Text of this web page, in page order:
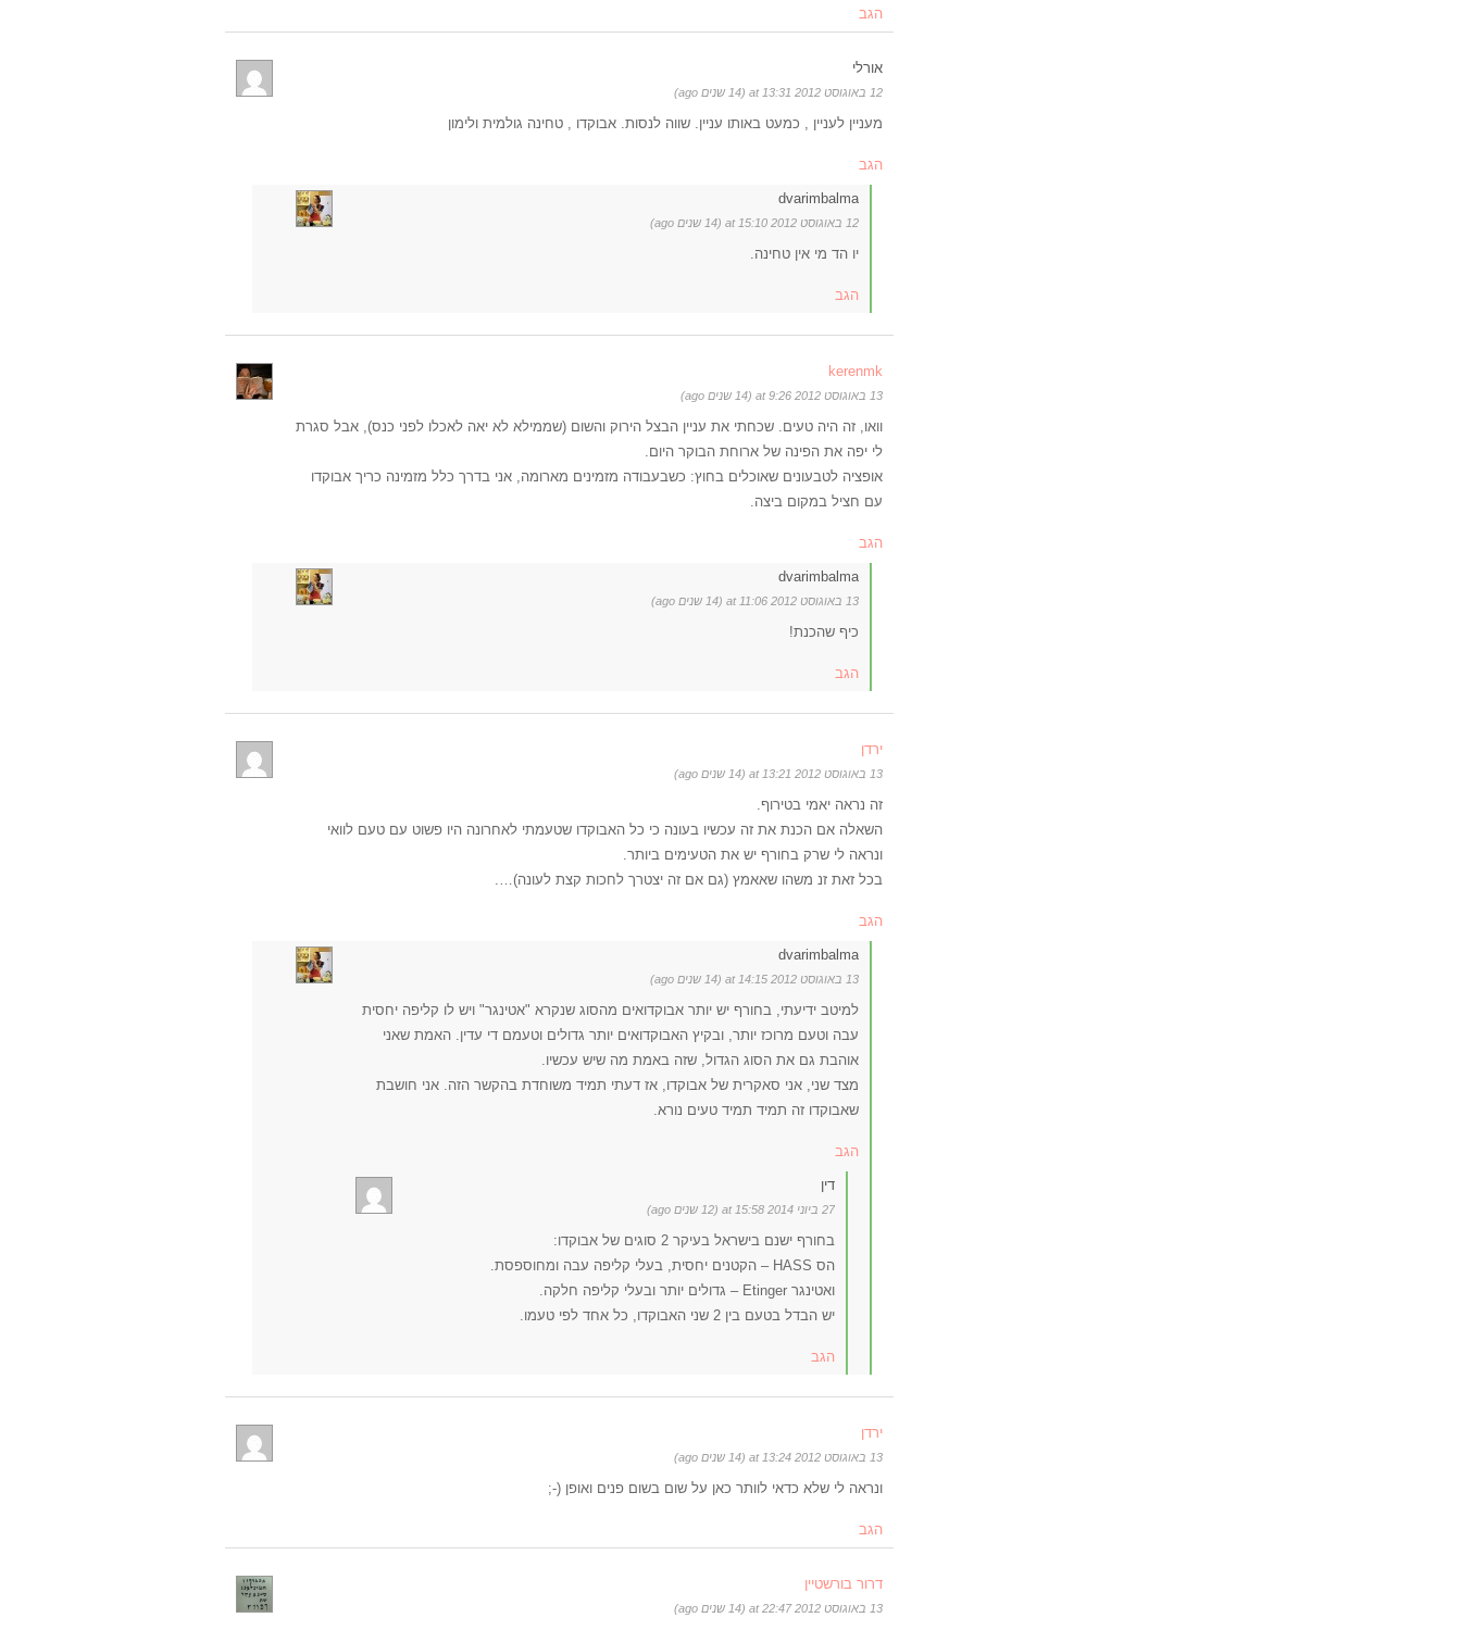
הגב
אורלי
12 באוגוסט 2012 at 13:31 (14 שנים ago)
מעניין לעניין , כמעט באותו עניין. שווה לנסות. אבוקדו , טחינה גולמית ולימון
הגב
dvarimbalma
12 באוגוסט 2012 at 15:10 (14 שנים ago)
יו הד מי אין טחינה.
הגב
kerenmk
13 באוגוסט 2012 at 9:26 (14 שנים ago)
וואו, זה היה טעים. שכחתי את עניין הבצל הירוק והשום (שממילא לא יאה לאכלו לפני כנס), אבל סגרת
לי יפה את הפינה של ארוחת הבוקר היום.
אופציה לטבעונים שאוכלים בחוץ: כשבעבודה מזמינים מארומה, אני בדרך כלל מזמינה כריך אבוקדו
עם חציל במקום ביצה.
הגב
dvarimbalma
13 באוגוסט 2012 at 11:06 (14 שנים ago)
כיף שהכנת!
הגב
ירדן
13 באוגוסט 2012 at 13:21 (14 שנים ago)
זה נראה יאמי בטירוף.
השאלה אם הכנת את זה עכשיו בעונה כי כל האבוקדו שטעמתי לאחרונה היו פשוט עם טעם לוואי
ונראה לי שרק בחורף יש את הטעימים ביותר.
בכל זאת זנ משהו שאאמץ (גם אם זה יצטרך לחכות קצת לעונה)….
הגב
dvarimbalma
13 באוגוסט 2012 at 14:15 (14 שנים ago)
למיטב ידיעתי, בחורף יש יותר אבוקדואים מהסוג שנקרא "אטינגר" ויש לו קליפה יחסית
עבה וטעם מרוכז יותר, ובקיץ האבוקדואים יותר גדולים וטעמם די עדין. האמת שאני
אוהבת גם את הסוג הגדול, שזה באמת מה שיש עכשיו.
מצד שני, אני סאקרית של אבוקדו, אז דעתי תמיד משוחדת בהקשר הזה. אני חושבת
שאבוקדו זה תמיד תמיד טעים נורא.
הגב
דין
27 ביוני 2014 at 15:58 (12 שנים ago)
בחורף ישנם בישראל בעיקר 2 סוגים של אבוקדו:
הס HASS – הקטנים יחסית, בעלי קליפה עבה ומחוספסת.
ואטינגר Etinger – גדולים יותר ובעלי קליפה חלקה.
יש הבדל בטעם בין 2 שני האבוקדו, כל אחד לפי טעמו.
הגב
ירדן
13 באוגוסט 2012 at 13:24 (14 שנים ago)
ונראה לי שלא כדאי לוותר כאן על שום בשום פנים ואופן (-;
הגב
דרור בורשטיין
13 באוגוסט 2012 at 22:47 (14 שנים ago)